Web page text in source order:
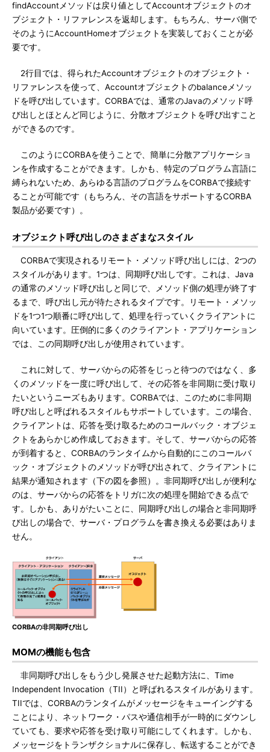
findAccountメソッドは戻り値としてAccountオブジェクトのオ
ブジェクト・リファレンスを返却します。もちろん、サーバ側で
そのようにAccountHomeオブジェクトを実装しておくことが必
要です。
2行目では、得られたAccountオブジェクトのオブジェクト・
リファレンスを使って、Accountオブジェクトのbalanceメソッ
ドを呼び出しています。CORBAでは、通常のJavaのメソッド呼
び出しとほとんど同じように、分散オブジェクトを呼び出すこと
ができるのです。
このようにCORBAを使うことで、簡単に分散アプリケーショ
ンを作成することができます。しかも、特定のプログラム言語に
縛られないため、あらゆる言語のプログラムをCORBAで接続す
ることが可能です（もちろん、その言語をサポートするCORBA
製品が必要です）。
オブジェクト呼び出しのさまざまなスタイル
CORBAで実現されるリモート・メソッド呼び出しには、2つの
スタイルがあります。1つは、同期呼び出しです。これは、Java
の通常のメソッド呼び出しと同じで、メソッド側の処理が終了す
るまで、呼び出し元が待たされるタイプです。リモート・メソッ
ドを1つ1つ順番に呼び出して、処理を行っていくクライアントに
向いています。圧倒的に多くのクライアント・アプリケーション
では、この同期呼び出しが使用されています。
これに対して、サーバからの応答をじっと待つのではなく、多
くのメソッドを一度に呼び出して、その応答を非同期に受け取り
たいというニーズもあります。CORBAでは、このために非同期
呼び出しと呼ばれるスタイルもサポートしています。この場合、
クライアントは、応答を受け取るためのコールバック・オブジェ
クトをあらかじめ作成しておきます。そして、サーバからの応答
が到着すると、CORBAのランタイムから自動的にこのコールバ
ック・オブジェクトのメソッドが呼び出されて、クライアントに
結果が通知されます（下の図を参照）。非同期呼び出しが便利な
のは、サーバからの応答をトリガに次の処理を開始できる点で
す。しかも、ありがたいことに、同期呼び出しの場合と非同期呼
び出しの場合で、サーバ・プログラムを書き換える必要はありま
せん。
CORBAの非同期呼び出し
MOMの機能も包含
非同期呼び出しをもう少し発展させた起動方法に、Time
Independent Invocation（TII）と呼ばれるスタイルがあります。
TIIでは、CORBAのランタイムがメッセージをキューイングする
ことにより、ネットワーク・パスや通信相手が一時的にダウンし
ていても、要求や応答を受け取り可能にしてくれます。しかも、
メッセージをトランザクショナルに保存し、転送することができ